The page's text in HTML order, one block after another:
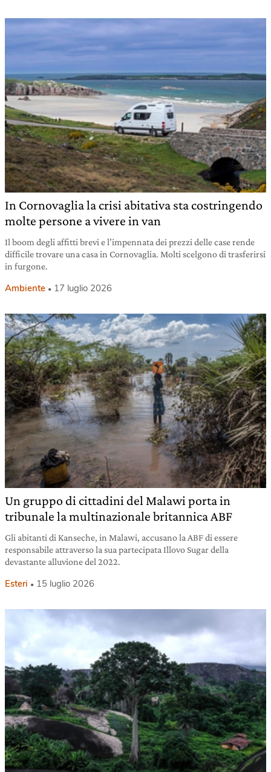
In Cornovaglia la crisi abitativa sta costringendo
molte persone a vivere in van
Il boom degli affitti brevi e l’impennata dei prezzi delle case rende
difficile trovare una casa in Cornovaglia. Molti scelgono di trasferirsi
in furgone.
Ambiente 17 luglio 2026
Un gruppo di cittadini del Malawi porta in
tribunale la multinazionale britannica ABF
Gli abitanti di Kanseche, in Malawi, accusano la ABF di essere
responsabile attraverso la sua partecipata Illovo Sugar della
devastante alluvione del 2022.
Esteri 15 luglio 2026